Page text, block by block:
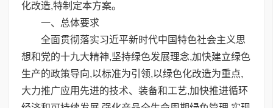
化改造,特制定本方案。
一、总体要求
全面贯彻落实习近平新时代中国特色社会主义思
想和党的十九大精神,坚持绿色发展理念,加快建立绿色
生产的政策导向,以标准为引领,以绿色化改造为重点,
大力推广应用先进的技术、装备和工艺,加快推进循环